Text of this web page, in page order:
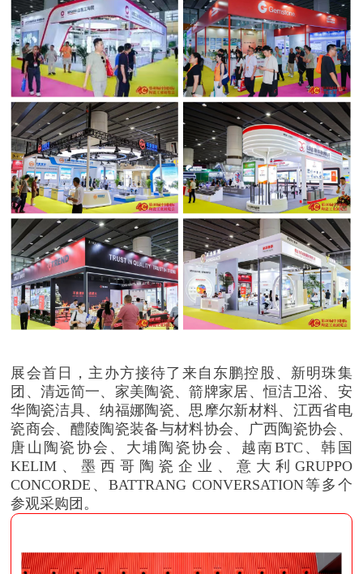
汤振华广州精陶机电设备有限公司董事长
赵小平安徽磐盛新型材料科技有限公司董事
长
甄活强智鑫隆科技（广东）股份有限公司董
事长
彭基昌佛山市三水盈捷精密机械有限公司总
经理
陆润锡佛山市美嘉陶瓷设备有限公司董事长
陈志明佛山市禾合制釉科技有限公司董事长
刘辉龙佛山市赛普飞特技术有限公司董事长
周 军佛山中国陶瓷城集团有限公司执行董
事兼总裁
欧阳天生陶瓷信息社长
喻镇荣陶瓷资讯社长
展会首日，主办方接待了来自东鹏控股、新明珠集
团、清远简一、家美陶瓷、箭牌家居、恒洁卫浴、安
华陶瓷洁具、纳福娜陶瓷、思摩尔新材料、江西省电
瓷商会、醴陵陶瓷装备与材料协会、广西陶瓷协会、
唐山陶瓷协会、大埔陶瓷协会、越南BTC、韩国
KELIM、墨西哥陶瓷企业、意大利GRUPPO
CONCORDE、BATTRANG CONVERSATION等多个
参观采购团。